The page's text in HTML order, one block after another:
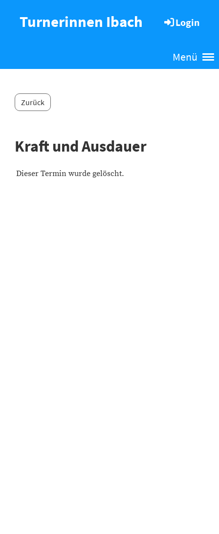
Turnerinnen Ibach Login
Menü
Zurück
Kraft und Ausdauer
Dieser Termin wurde gelöscht.